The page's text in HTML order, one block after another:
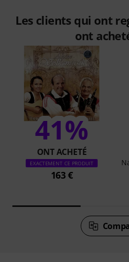
Les clients qui ont
ont
41%
ONT ACHETÉ
EXACTEMENT CE PRODUIT
163 €